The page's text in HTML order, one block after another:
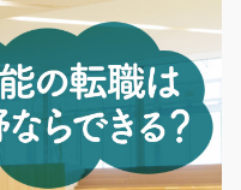
/g05_01074
ピッキング作業をお任